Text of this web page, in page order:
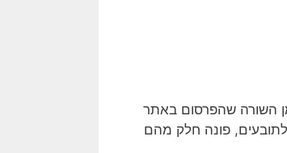
מן השורה שהפרסום באתר
פונה חלק מהם